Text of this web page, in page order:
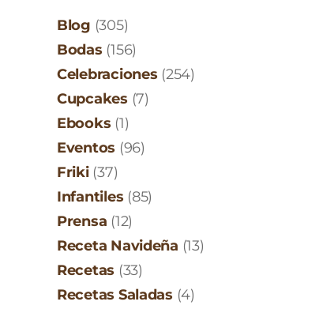
Blog (305)
Bodas (156)
Celebraciones (254)
Cupcakes (7)
Ebooks (1)
Eventos (96)
Friki(37)
Infantiles (85)
Prensa (12)
Receta Navideña (13)
Recetas (33)
Recetas Saladas (4)